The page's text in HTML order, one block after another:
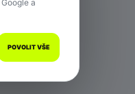
a
POVOLIT VŠE